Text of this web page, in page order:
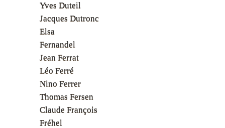
Yves Duteil
Jacques Dutronc
Elsa
Fernandel
Jean Ferrat
Léo Ferré
Nino Ferrer
Thomas Fersen
Claude François
Fréhel